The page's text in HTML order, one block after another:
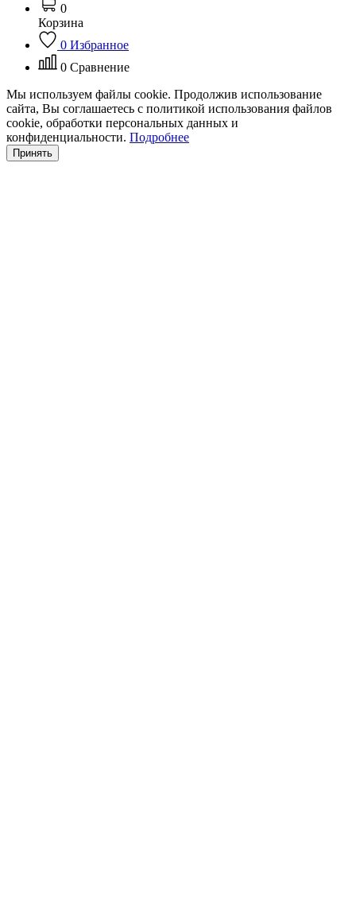
0
Корзина
0 Избранное
0 Сравнение
Мы используем файлы cookie. Продолжив использование
сайта, Вы соглашаетесь с политикой использования файлов
cookie, обработки персональных данных и
конфиденциальности. Подробнее
Принять